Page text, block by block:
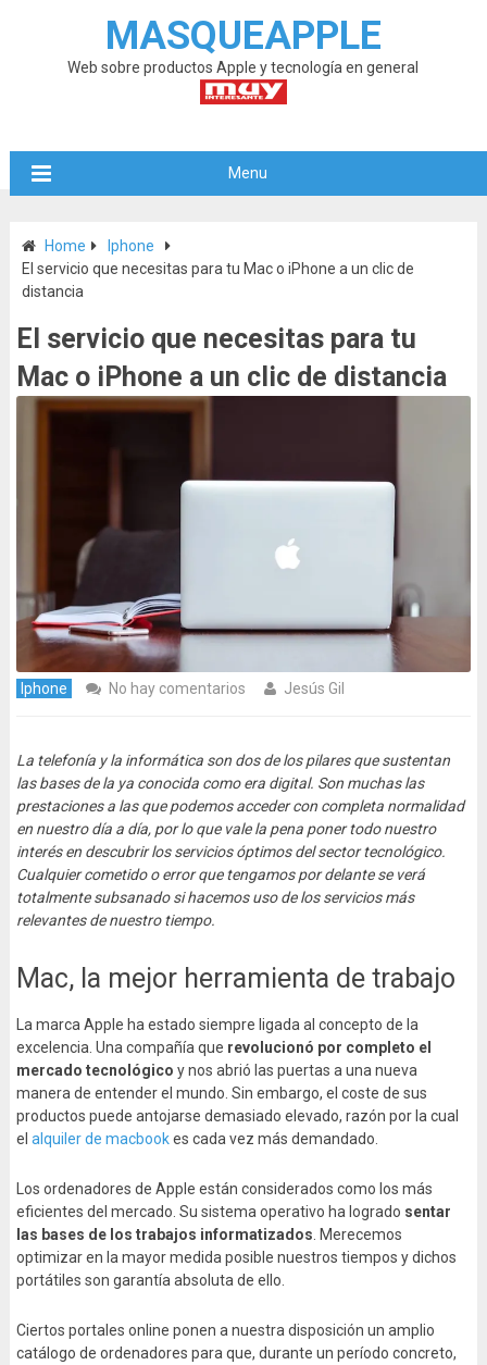
MASQUEAPPLE
Web sobre productos Apple y tecnología en general
Menu
Home
Iphone
El servicio que necesitas para tu Mac o iPhone a un clic de
distancia
El servicio que necesitas para tu
Mac o iPhone a un clic de distancia
Iphone No hay comentarios Jesús Gil
La telefonía y la informática son dos de los pilares que sustentan
las bases de la ya conocida como era digital. Son muchas las
prestaciones a las que podemos acceder con completa normalidad
en nuestro día a día, por lo que vale la pena poner todo nuestro
interés en descubrir los servicios óptimos del sector tecnológico.
Cualquier cometido o error que tengamos por delante se verá
totalmente subsanado si hacemos uso de los servicios más
relevantes de nuestro tiempo.
Mac, la mejor herramienta de trabajo
La marca Apple ha estado siempre ligada al concepto de la
excelencia. Una compañía que revolucionó por completo el
mercado tecnológico y nos abrió las puertas a una nueva
manera de entender el mundo. Sin embargo, el coste de sus
productos puede antojarse demasiado elevado, razón por la cual
el alquiler de macbookes cada vez más demandado.
Los ordenadores de Apple están considerados como los más
eficientes del mercado. Su sistema operativo ha logrado sentar
las bases de los trabajos informatizados . Merecemos
optimizar en la mayor medida posible nuestros tiempos y dichos
portátiles son garantía absoluta de ello.
Ciertos portales online ponen a nuestra disposición un amplio
catálogo de ordenadores para que, durante un período concreto,